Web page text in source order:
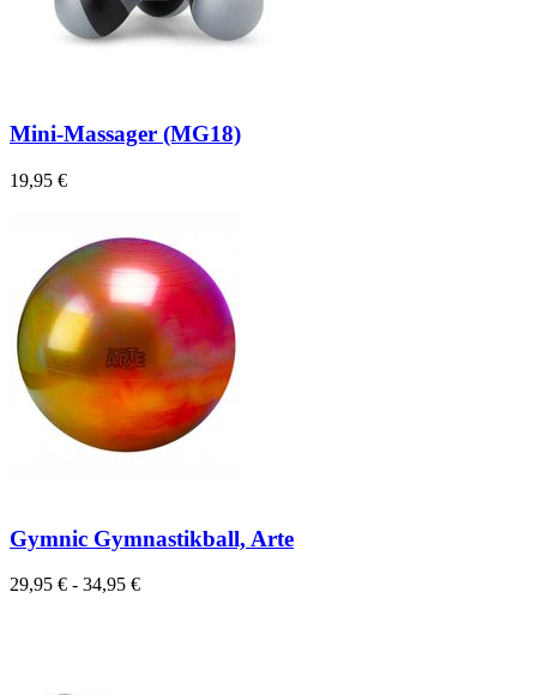
Mini-Massager (MG18)
19,95 €
Gymnic Gymnastikball, Arte
29,95 € - 34,95 €